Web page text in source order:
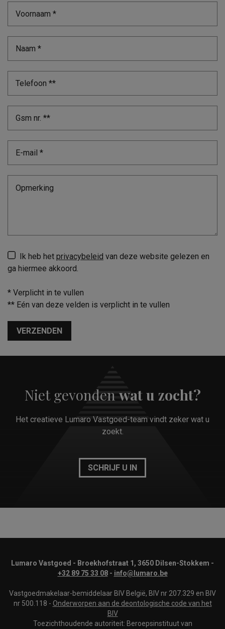
Ik heb het privacybeleid van deze website gelezen en
ga hiermee akkoord.
* Verplicht in te vullen
** Eén van deze velden is verplicht in te vullen
VERZENDEN
Niet gevondenwat u zocht?
Het creatieve Lumaro Vastgoed-team vindt zeker wat u
zoekt.
SCHRIJF U IN
Lumaro Vastgoed - Broekhofstraat 1, 3650 Dilsen-Stokkem -
+32 89 75 33 08- info@lumaro.be
Vastgoedmakelaar-bemiddelaar BIV België, BIV nr 207.329 en BIV
nr 500.118 - Onderworpen aan de deontologische code van het
BIV
Toezichthoudende autoriteit: Beroepsinstituut van